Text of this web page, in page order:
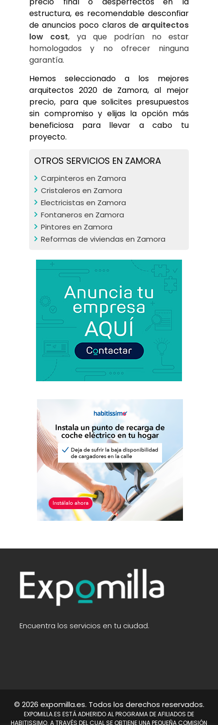
estructura, es recomendable desconfiar
de anuncios poco claros de arquitectos
low cost, ya que podrían no estar
homologados y no ofrecer ninguna
garantía.
Hemos seleccionado a los mejores
arquitectos 2020 de Zamora, al mejor
precio, para que solicites presupuestos
sin compromiso y elijas la opción más
beneficiosa para llevar a cabo tu
proyecto.
OTROS SERVICIOS EN ZAMORA
Carpinteros en Zamora
Cristaleros en Zamora
Electricistas en Zamora
Fontaneros en Zamora
Pintores en Zamora
Reformas de viviendas en Zamora
Encuentra los servicios en tu ciudad.
© 2026 expomilla.es. Todos los derechos reservados.
EXPOMILLA.ES ESTÁ ADHERIDO AL PROGRAMA DE AFILIADOS DE
HABITISSIMO. A TRAVÉS DEL CUAL SE OBTIENE UNA PEQUEÑA COMISIÓN